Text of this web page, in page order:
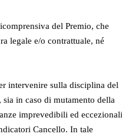
del Premio, che
legale e/o contrattuale, né
intervenire sulla disciplina del
in caso di mutamento della
imprevedibili ed eccezionali
Cancello. In tale